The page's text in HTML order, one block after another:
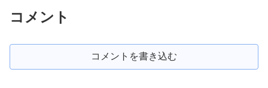
コメント
コメントを書き込む